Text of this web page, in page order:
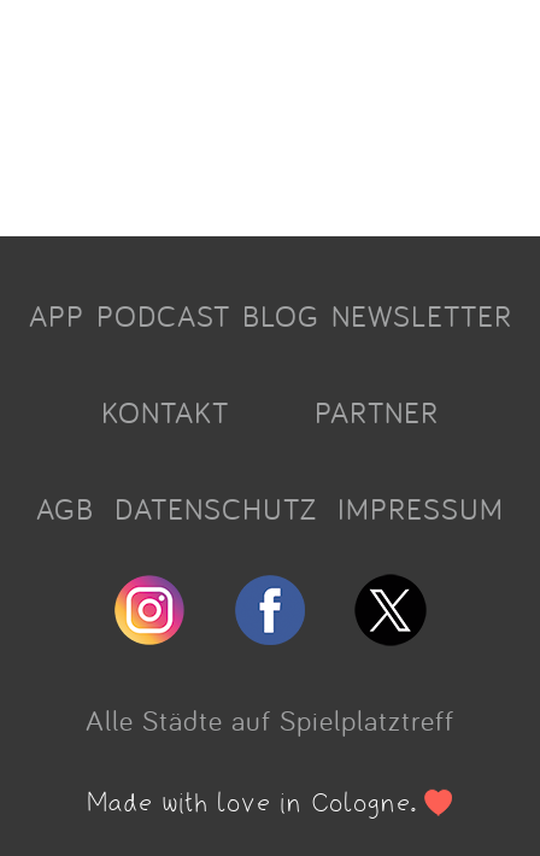
APP PODCAST BLOG NEWSLETTER
KONTAKT PARTNER
AGB DATENSCHUTZ IMPRESSUM
Alle Städte auf Spielplatztreff
Made with love in Cologne.